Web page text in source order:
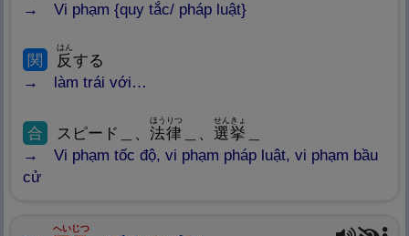
Vi phạm {quy tắc/ pháp luật}
関 反
はん
する
làm trái với…
合
Nghĩa: Hợp, vừa ý, hợp lại
スピード＿、 法律
ほうりつ
＿、 選挙
せんきょ
Vi phạm tốc độ, vi phạm pháp luật, vi phạm bầu
cử
へいじつ